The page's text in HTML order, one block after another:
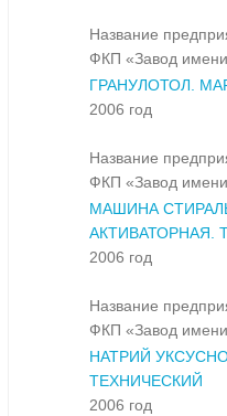
Название
ФКП «Завод
ГРАНУЛОТОЛ.
2006 год
Название
ФКП «Завод
МАШИНА
АКТИВАТОРНАЯ.
2006 год
Название
ФКП «Завод
НАТРИЙ
ТЕХНИЧЕСКИЙ
2006 год